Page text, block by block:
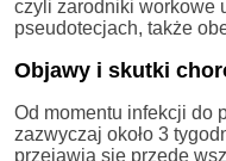
czyli zarodniki workowe
pseudotecjach, także
Objawy i skutki
Od momentu infekcji do
zazwyczaj około 3
przejawia się przede